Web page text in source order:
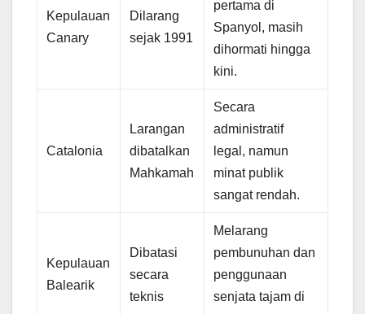
Kepulauan
Canary
Dilarang
sejak 1991
pertama di
Spanyol, masih
dihormati hingga
kini.
Catalonia
Larangan
dibatalkan
Mahkamah
Secara
administratif
legal, namun
minat publik
sangat rendah.
Kepulauan
Balearik
Dibatasi
secara
teknis
Melarang
pembunuhan dan
penggunaan
senjata tajam di